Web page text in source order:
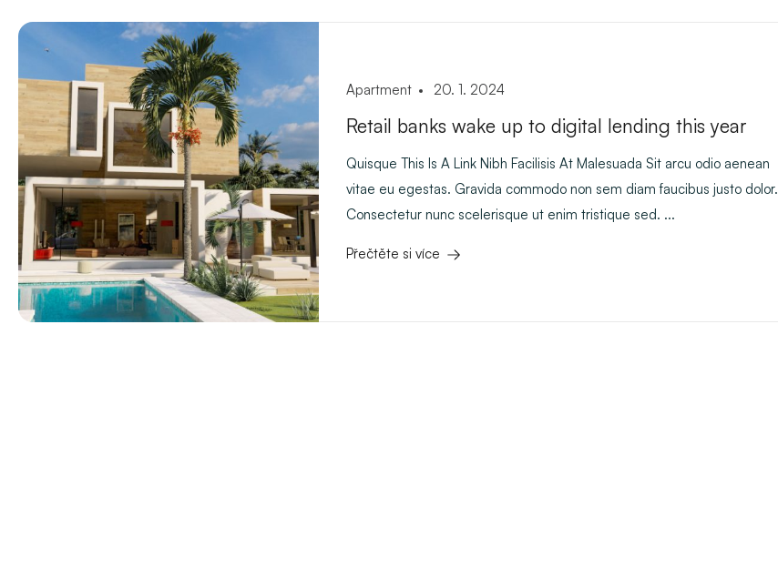
Apartment 20. 1. 2024
Retail banks wake up to digital lending this year
Quisque This Is A Link Nibh Facilisis At Malesuada Sit arcu odio aenean
vitae eu egestas. Gravida commodo non sem diam faucibus justo dolor.
Consectetur nunc scelerisque ut enim tristique sed. ...
Přečtěte si více